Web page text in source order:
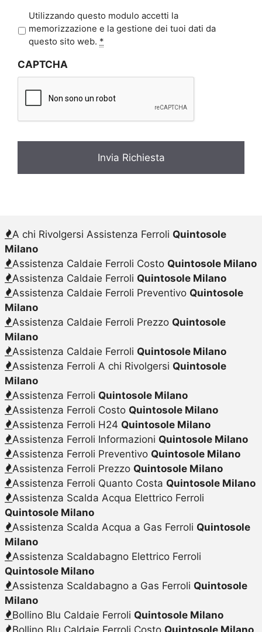
r
a
c
*
Utilizzando questo modulo accetti la
memorizzazione e la gestione dei tuoi dati da
questo sito web. *
CAPTCHA
A chi Rivolgersi Assistenza Ferroli Quintosole
Milano
Assistenza Caldaie Ferroli Costo Quintosole Milano
Assistenza Caldaie Ferroli Quintosole Milano
Assistenza Caldaie Ferroli Preventivo Quintosole
Milano
Assistenza Caldaie Ferroli Prezzo Quintosole
Milano
Assistenza Caldaie Ferroli Quintosole Milano
Assistenza Ferroli A chi Rivolgersi Quintosole
Milano
Assistenza Ferroli Quintosole Milano
Assistenza Ferroli Costo Quintosole Milano
Assistenza Ferroli H24 Quintosole Milano
Assistenza Ferroli Informazioni Quintosole Milano
Assistenza Ferroli Preventivo Quintosole Milano
Assistenza Ferroli Prezzo Quintosole Milano
Assistenza Ferroli Quanto Costa Quintosole Milano
Assistenza Scalda Acqua Elettrico Ferroli
Quintosole Milano
Assistenza Scalda Acqua a Gas Ferroli Quintosole
Milano
Assistenza Scaldabagno Elettrico Ferroli
Quintosole Milano
Assistenza Scaldabagno a Gas Ferroli Quintosole
Milano
Bollino Blu Caldaie Ferroli Quintosole Milano
Bollino Blu Caldaie Ferroli Costo Quintosole Milano